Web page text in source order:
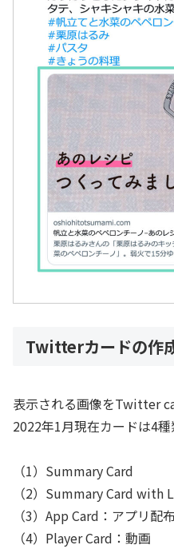
Twitterカードの作
表示される画像をTwitter
2022年1月現在カードは4種
（1）Summary Card
（2）Summary Card with
（3）App Card：アプリ配布
（4）Player Card：動画